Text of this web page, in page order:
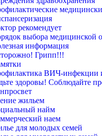
рекомендует
выбора медицинской
информация
Грипп!!!
ВИЧ-
здоровы! Соблюдайте
жильем
найм
наем
для молодых семей